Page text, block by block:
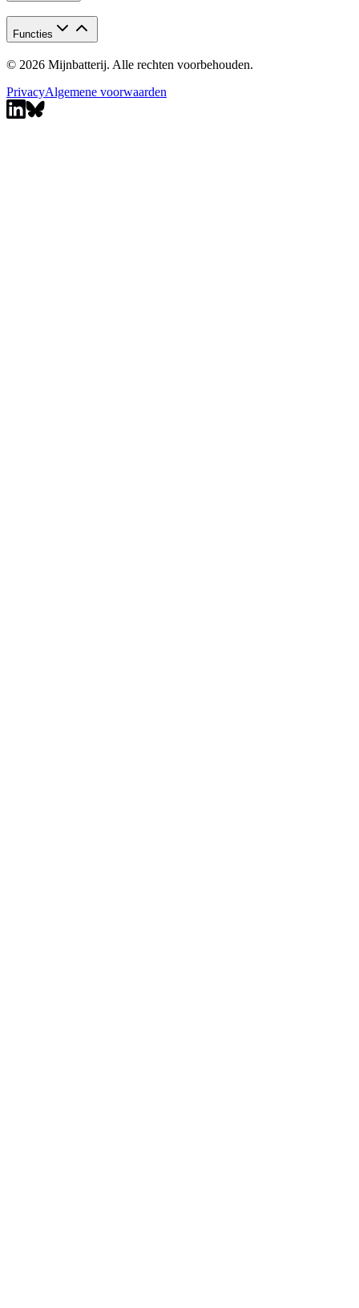
Functies
© 2026 Mijnbatterij. Alle rechten voorbehouden.
PrivacyAlgemene voorwaarden